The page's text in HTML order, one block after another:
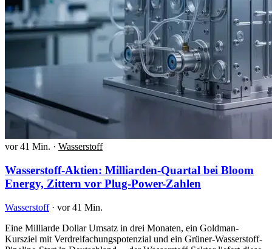
vor 41 Min. · Wasserstoff
Wasserstoff-Aktien: Milliarden-Quartal bei Bloom
Energy, Zittern vor Plug-Power-Zahlen
Wasserstoff · vor 41 Min.
Eine Milliarde Dollar Umsatz in drei Monaten, ein Goldman-
Kursziel mit Verdreifachungspotenzial und ein Grüner-Wasserstoff-